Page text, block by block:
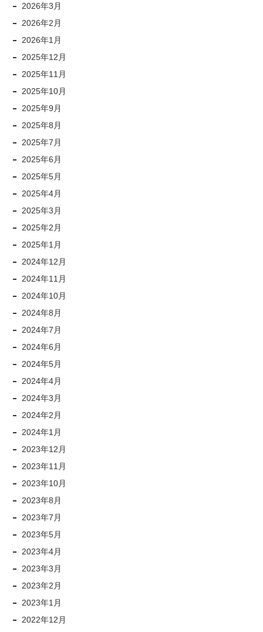
2026年3月
2026年2月
2026年1月
2025年12月
2025年11月
2025年10月
2025年9月
2025年8月
2025年7月
2025年6月
2025年5月
2025年4月
2025年3月
2025年2月
2025年1月
2024年12月
2024年11月
2024年10月
2024年8月
2024年7月
2024年6月
2024年5月
2024年4月
2024年3月
2024年2月
2024年1月
2023年12月
2023年11月
2023年10月
2023年8月
2023年7月
2023年5月
2023年4月
2023年3月
2023年2月
2023年1月
2022年12月